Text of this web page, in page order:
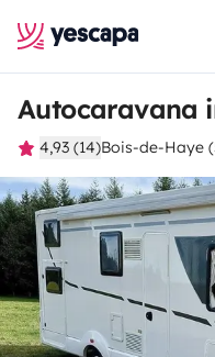
Autocaravana
4,93 (14)Bois-de-Haye